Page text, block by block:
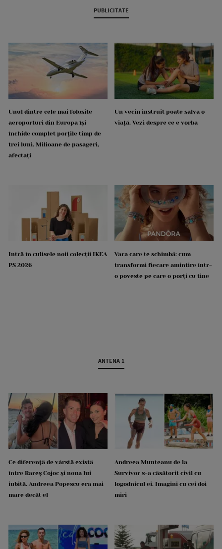
PUBLICITATE
Unul dintre cele mai folosite
aeroporturi din Europa își
închide complet porțile timp de
trei luni. Milioane de pasageri,
afectați
Un vecin instruit poate salva o
viață. Vezi despre ce e vorba
Intră în culisele noii colecții IKEA
PS 2026
Vara care te schimbă: cum
transformi fiecare amintire într-
o poveste pe care o porți cu tine
ANTENA 1
Ce diferență de vârstă există
între Rareș Cojoc și noua lui
iubită. Andreea Popescu era mai
mare decât el
Andreea Munteanu de la
Survivor s-a căsătorit civil cu
logodnicul ei. Imagini cu cei doi
miri